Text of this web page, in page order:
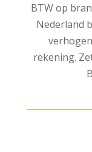
BTW op
Nederland
rekening.